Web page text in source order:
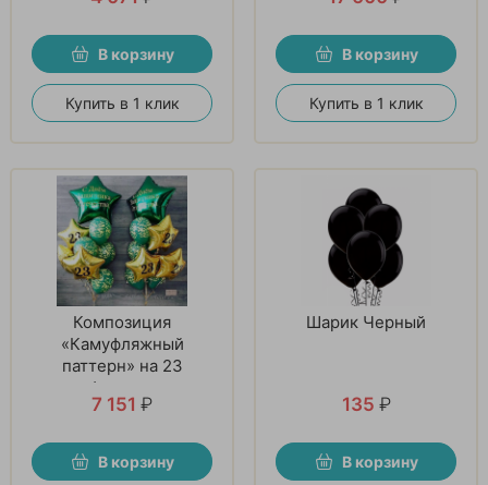
В корзину
Купить в 1 клик
В корзину
Купить в 1 клик
Композиция
«Камуфляжный
паттерн» на 23
февраля
7 151 ₽
В корзину
Шарик Черный
135 ₽
В корзину